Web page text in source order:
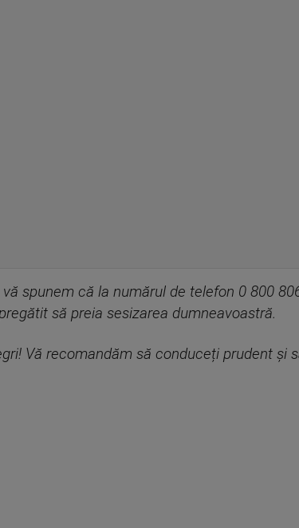
spunem că la numărul de telefon 0 800
să preia sesizarea dumneavoastră.
Vă recomandăm să conduceți prudent și